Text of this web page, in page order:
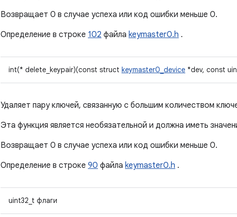
Возвращает 0 в случае успеха или код ошибки меньше 0.
Определение в строке 102 файла keymaster0.h .
int(* delete_keypair)(const struct keymaster0_device *dev, const
Удаляет пару ключей, связанную с большим количеством
Эта функция является необязательной и должна иметь
Возвращает 0 в случае успеха или код ошибки меньше 0.
Определение в строке 90 файла keymaster0.h .
uint32_t флаги